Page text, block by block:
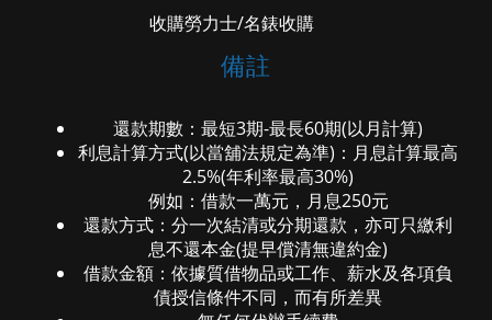
收購勞力士/名錶收購
備註
還款期數：最短3期-最長60期(以月計算)
利息計算方式(以當舖法規定為準)：月息計算最高
2.5%(年利率最高30%)
例如：借款一萬元，月息250元
還款方式：分一次結清或分期還款，亦可只繳利
息不還本金(提早償清無違約金)
借款金額：依據質借物品或工作、薪水及各項負
債授信條件不同，而有所差異